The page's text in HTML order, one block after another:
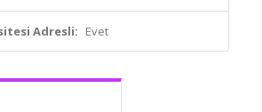
Adresli: Evet